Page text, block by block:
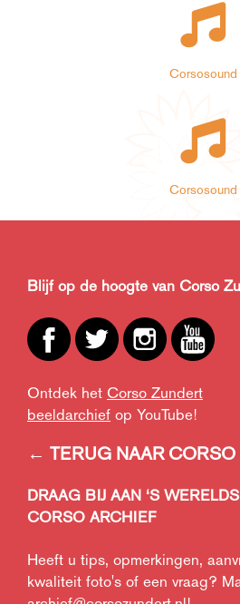
Corsosound
Corsosound
Blijf op de hoogte van Corso
Ontdek het Corso Zundert
beeldarchief op YouTube!
← TERUG NAAR
DRAAG BIJ AAN ‘S
CORSO ARCHIEF
Heeft u tips, opmerkingen,
kwaliteit foto's of een vraag?